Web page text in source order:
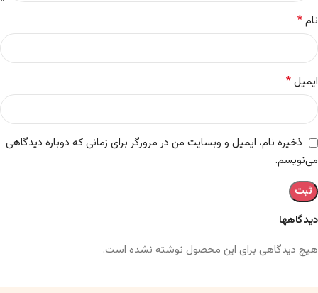
دیدگاهها
هیچ دیدگاهی برای این محصول نوشته نشده است.
نام*
ایمیل*
ذخیره نام، ایمیل و وبسایت من در مرورگر برای زمانی که دوباره دیدگاهی
می‌نویسم.